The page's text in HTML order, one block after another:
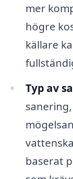
mer
högre
källare
Typ av
baserat